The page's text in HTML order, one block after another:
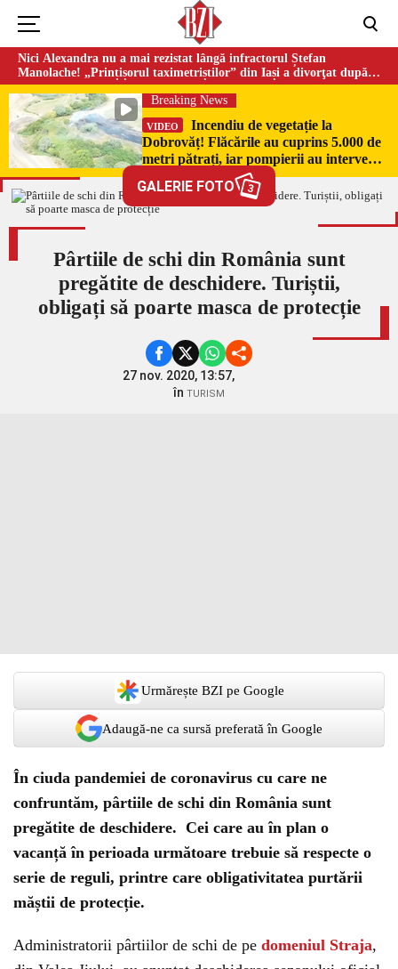
Nici Alexandra nu a mai rezistat lângă infractorul Ștefan
Manolache! „Prințișorul taximetriștilor” din Iași a divorţat după
doi ani de căsnicie
Breaking News
VIDEO
Incendiu de vegetație la
Dobrovăț! Flăcările au cuprins 5.000 de
metri pătrați, iar pompierii au intervenit
GALERIE FOTO 3
Pârtiile de schi din România sunt
pregătite de deschidere. Turiștii,
obligați să poarte masca de protecție
27 nov. 2020, 13:57,
în TURISM
Urmărește BZI pe Google
Adaugă-ne ca sursă preferată în Google
În ciuda pandemiei de coronavirus cu care ne
confruntăm, pârtiile de schi din România sunt
pregătite de deschidere. Cei care au în plan o
vacanță în perioada următoare trebuie să respecte o
serie de reguli, printre care obligativitatea purtării
măștii de protecție.
Administratorii pârtiilor de schi de pe domeniul Straja,